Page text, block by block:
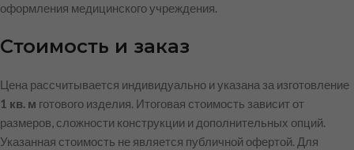
оформления медицинского учреждения.
Стоимость и заказ
Цена рассчитывается индивидуально и указана за изготовление
1 кв. м готового изделия. Итоговая стоимость зависит от
размеров, сложности конструкции и дополнительных опций.
Указанная стоимость не является публичной офертой. Для